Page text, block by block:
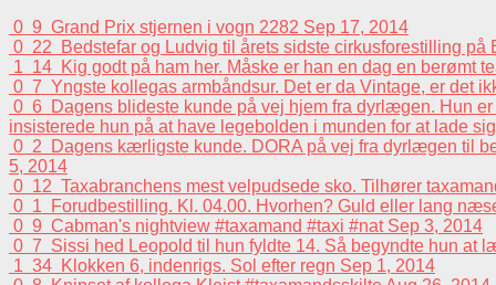
0 9 Grand Prix stjernen i vogn 2282 Sep 17, 2014
0 22
Bedstefar og Ludvig til årets sidste cirkusforestilling
1 14 Kig godt på ham her. Måske er han en dag en berømt
0 7 Yngste kollegas armbåndsur. Det er da Vintage, er det
0 6 Dagens blideste kunde på vej hjem fra dyrlægen. Hun
insisterede hun på at have legebolden i munden for at lade
0 2
Dagens kærligste kunde. DORA på vej fra dyrlægen til
5, 2014
0 12 Taxabranchens mest velpudsede sko. Tilhører
0 1
Forudbestilling. Kl. 04.00. Hvorhen? Guld eller lang
0 9 Cabman's nightview #taxamand #taxi #nat Sep 3, 2014
0 7 Sissi hed Leopold til hun fyldte 14. Så begyndte hun at
1 34 Klokken 6, indenrigs. Sol efter regn Sep 1, 2014